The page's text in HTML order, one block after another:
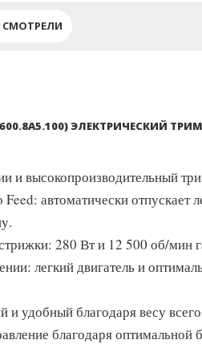
СМОТРЕЛИ
ЭЛЕКТРИЧЕСКИЙ
и высокопроизводительный
автоматически
280 Вт и 12 500 об/мин
легкий двигатель и
и удобный благодаря весу
благодаря оптимальной